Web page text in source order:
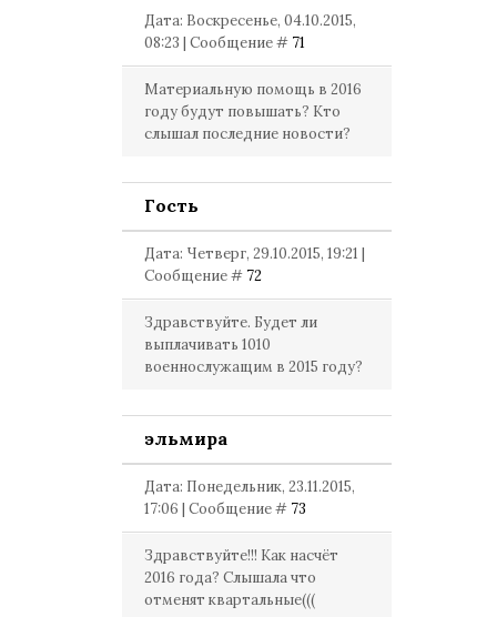
Дата: Воскресенье, 04.10.2015,
08:23 | Сообщение # 71
Материальную помощь в 2016
году будут повышать? Кто
слышал последние новости?
Гость
Дата: Четверг, 29.10.2015, 19:21 |
Сообщение # 72
Здравствуйте. Будет ли
выплачивать 1010
военнослужащим в 2015 году?
эльмира
Дата: Понедельник, 23.11.2015,
17:06 | Сообщение # 73
Здравствуйте!!! Как насчёт
2016 года? Слышала что
отменят квартальные(((